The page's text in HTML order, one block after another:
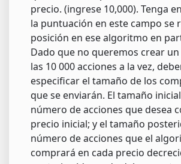
precio. (ingrese 10,000). Tenga
la puntuación en este campo se
posición en ese algoritmo en
Dado que no queremos crear
las 10 000 acciones a la vez,
especificar el tamaño de los
que se enviarán. El tamaño
número de acciones que desea
precio inicial; y el tamaño
número de acciones que el
comprará en cada precio